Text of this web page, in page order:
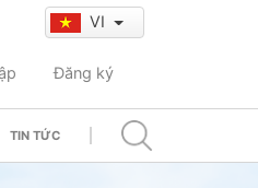
VI
Đăng ký
TIN TỨC